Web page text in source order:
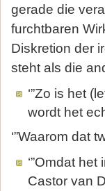
gerade die
furchtbaren
Diskretion der
steht als die
‘”Zo is het
wordt het
‘”Waarom dat
‘”Omdat
Castor van